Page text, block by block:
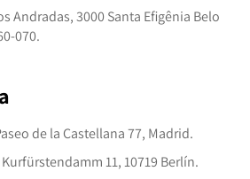
Andradas, 3000 Santa Efigênia Belo
070.
de la Castellana 77, Madrid.
Kurfürstendamm 11, 10719 Berlín.